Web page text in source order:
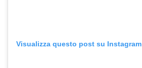
Visualizza questo post su Instagram